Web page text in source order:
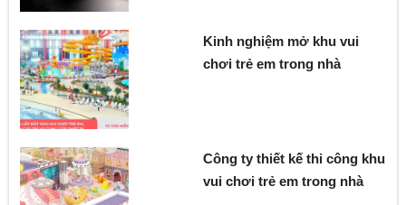
Kinh nghiệm mở khu vui
chơi trẻ em trong nhà
Công ty thiết kế thi công khu
vui chơi trẻ em trong nhà